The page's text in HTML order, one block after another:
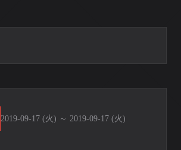
2019-09-17 (火) ～ 2019-09-17 (火)